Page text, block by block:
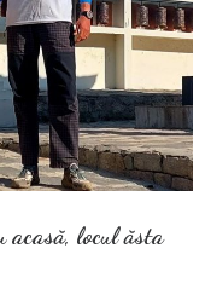
acasă, locul ăsta